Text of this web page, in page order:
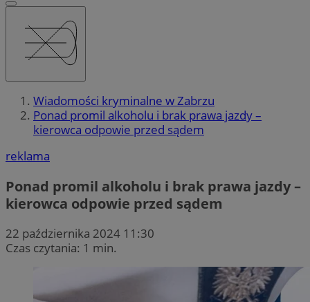
Wiadomości kryminalne w Zabrzu
Ponad promil alkoholu i brak prawa jazdy –
kierowca odpowie przed sądem
reklama
Ponad promil alkoholu i brak prawa jazdy –
kierowca odpowie przed sądem
22 października 2024 11:30
Czas czytania: 1 min.